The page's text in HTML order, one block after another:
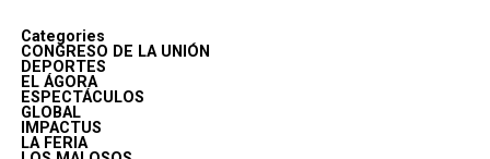
Categories
CONGRESO DE LA UNIÓN
DEPORTES
EL ÁGORA
ESPECTÁCULOS
GLOBAL
IMPACTUS
LA FERIA